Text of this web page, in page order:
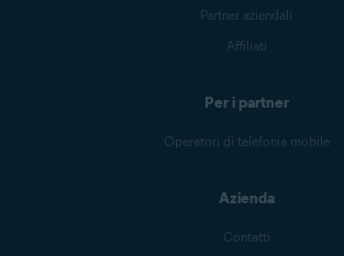
Partner aziendali
Affiliati
Per i partner
Operatori di telefonia mobile
Azienda
Contatti